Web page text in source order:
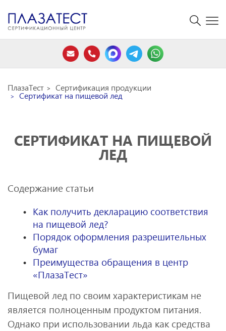
ПлазаТест Сертификация продукции
Сертификат на пищевой лед
СЕРТИФИКАТ НА ПИЩЕВОЙ
ЛЕД
Содержание статьи
Как получить декларацию соответствия
на пищевой лед?
Порядок оформления разрешительных
бумаг
Преимущества обращения в центр
«ПлазаТест»
Пищевой лед по своим характеристикам не
является полноценным продуктом питания.
Однако при использовании льда как средства